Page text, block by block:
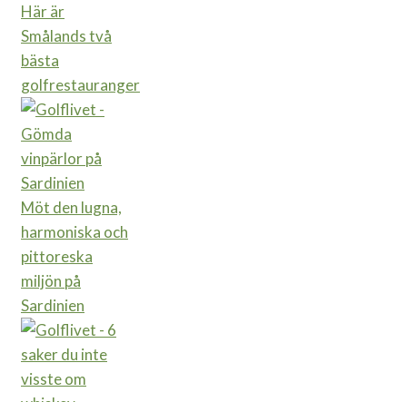
Här är
Smålands två
bästa
golfrestauranger
Möt den lugna,
harmoniska och
pittoreska
miljön på
Sardinien